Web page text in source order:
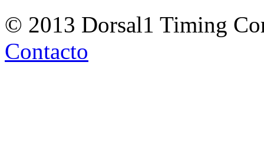
© 2013 Dorsal1 Timing
Contacto